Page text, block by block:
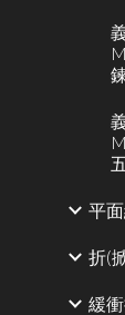
平
折(
緩